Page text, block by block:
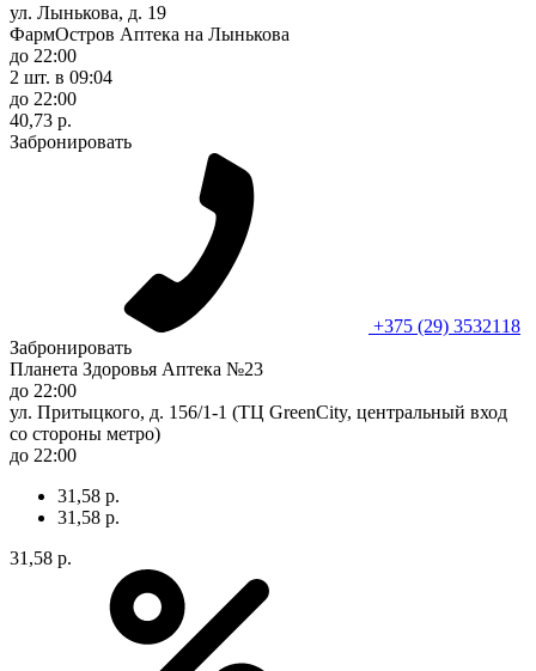
ул. Лынькова, д. 19
ФармОстров Аптека на Лынькова
до 22:00
2 шт. в 09:04
до 22:00
40,73 р.
Забронировать
+375 (29) 3532118
Забронировать
Планета Здоровья Аптека №23
до 22:00
ул. Притыцкого, д. 156/1-1 (ТЦ GreenCity, центральный вход
со стороны метро)
до 22:00
31,58 р.
31,58 р.
31,58 р.